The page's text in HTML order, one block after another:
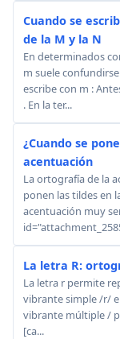
Cuando se
de la M y la N
En determinados
m suele
escribe con m :
. En la ter...
¿Cuando se
acentuación
La ortografía de la
ponen las tildes en
acentuación muy
La letra R:
La letra r permite
vibrante simple /r/
vibrante múltiple /
[ca...